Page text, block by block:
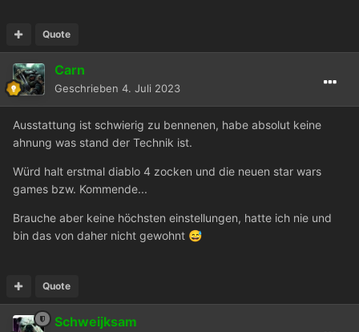
Quote
Carn
Geschrieben 4. Juli 2023
Ausstattung ist schwierig zu bennenen, habe absolut keine
ahnung was stand der Technik ist.
Würd halt erstmal diablo 4 zocken und die neuen star wars
games bzw. Kommende...
Brauche aber keine höchsten einstellungen, hatte ich nie und
bin das von daher nicht gewohnt 😅
Quote
Schweijksam